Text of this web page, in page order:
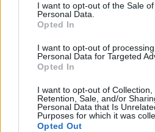
I want to opt-out of the Sale
Personal Data.
Opted In
I want to opt-out of
Personal Data for Targeted
Opted In
I want to opt-out of Collection,
Retention, Sale, and/or
Personal Data that Is
Purposes for which it was
Opted Out
Συνέδριο για τον Θρησκευτικό
Φονταμενταλισμό
ΚΑΛΑΜΑΤΑΣ
ΜΕ ΥΠΟΓΡΑΦΗ
Η τεχνολογία στο… δρόμο μας
Γράφει η ΜΑΡΙΝΑ ΠΟΛΛΑΤΟΥ